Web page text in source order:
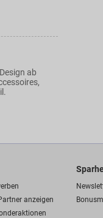
ab
anzeigen